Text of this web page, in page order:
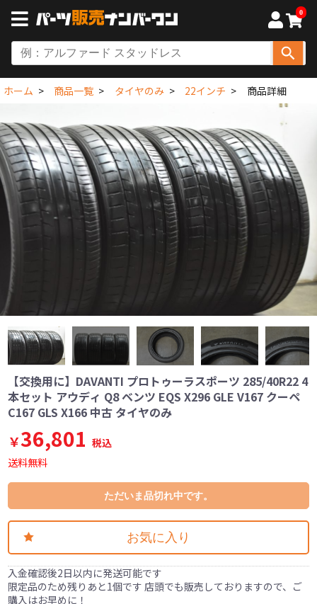
0
ホーム 商品一覧 タイヤのみ 22インチ 商品詳細
【交換用に】DAVANTI プロトゥーラスポーツ 285/40R22 4
本セット アウディ Q8 ベンツ EQS X296 GLE V167 クーペ
C167 GLS X166 中古 タイヤのみ
￥36,801 税込
送料無料
ただいま品切れ中です。
お気に入り
入金確認後2日以内に発送可能です
限定品のため残りあと1個です 店頭でも販売しておりますので、ご
購入はお早めに！